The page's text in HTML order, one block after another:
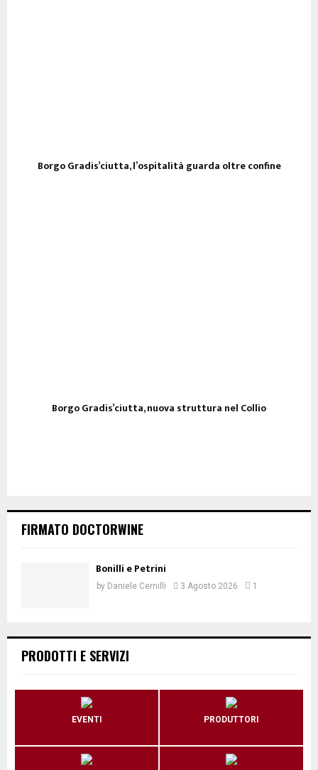
Borgo Gradis’ciutta, l’ospitalità guarda oltre confine
Borgo Gradis’ciutta, nuova struttura nel Collio
FIRMATO DOCTORWINE
Bonilli e Petrini
by Daniele Cernilli 3 Agosto 2026 1
PRODOTTI E SERVIZI
EVENTI PRODUTTORI